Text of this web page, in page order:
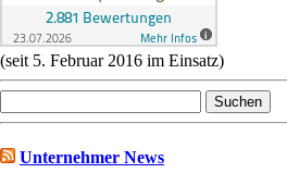
(seit 5. Februar 2016 im Einsatz)
nach:
Unternehmer News